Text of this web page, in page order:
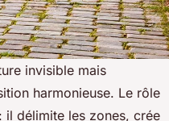
invisible mais
harmonieuse. Le rôle
il délimite les zones, crée